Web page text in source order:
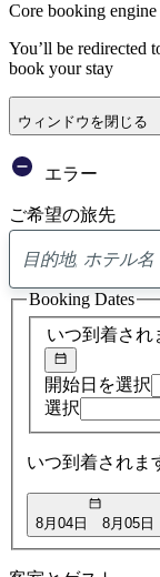
Core booking engine
You’ll be redirected
book your stay
ウィンドウを閉じる
エラー
ご希望の旅先
いつ到着され
開始日を選択
選択
いつ到着されま
8月04日 8月05日
Booking Dates